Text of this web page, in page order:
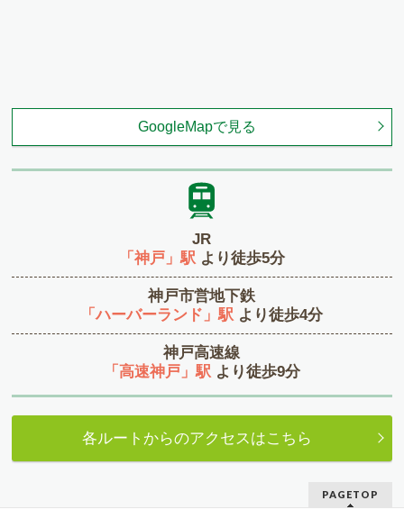
GoogleMapで見る
JR
「神戸」駅 より徒歩5分
神戸市営地下鉄
「ハーバーランド」駅 より徒歩4分
神戸高速線
「高速神戸」駅 より徒歩9分
各ルートからのアクセスはこちら
PAGETOP